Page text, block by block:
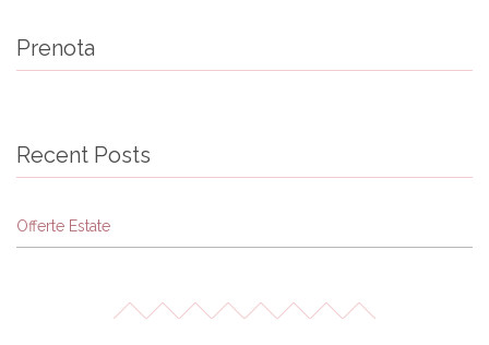
Prenota
Recent Posts
Offerte Estate